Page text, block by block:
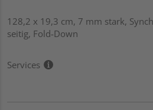
128,2 x 19,3 cm, 7 mm stark,
seitig, Fold-Down
Services